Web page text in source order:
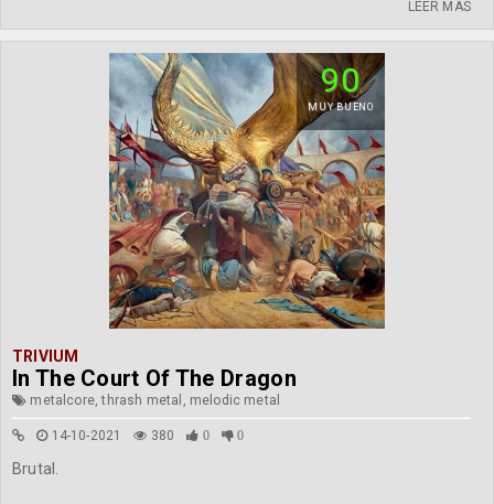
LEER MÁS
90
MUY BUENO
TRIVIUM
In The Court Of The Dragon
metalcore, thrash metal, melodic metal
14-10-2021 380 0 0
Brutal.